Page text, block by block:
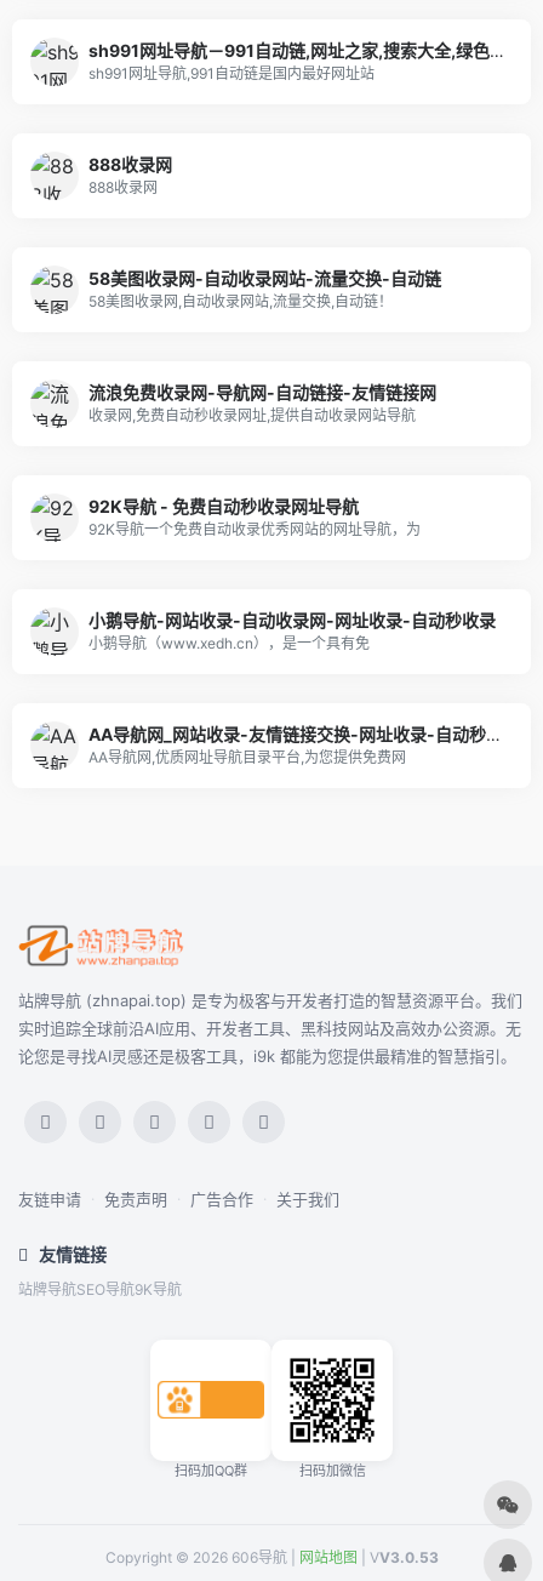
sh991网址导航－991自动链,网址之家,搜索大全,绿色,快速,安全的专业导航站
sh991网址导航,991自动链是国内最好网址站
888收录网
888收录网
58美图收录网-自动收录网站-流量交换-自动链
58美图收录网,自动收录网站,流量交换,自动链！
流浪免费收录网-导航网-自动链接-友情链接网
收录网,免费自动秒收录网址,提供自动收录网站导航
92K导航 - 免费自动秒收录网址导航
92K导航一个免费自动收录优秀网站的网址导航，为
小鹅导航-网站收录-自动收录网-网址收录-自动秒收录
小鹅导航（www.xedh.cn），是一个具有免
AA导航网_网站收录-友情链接交换-网址收录-自动秒收录
AA导航网,优质网址导航目录平台,为您提供免费网
站牌导航 (zhnapai.top) 是专为极客与开发者打造的智慧资源平台。我们
实时追踪全球前沿AI应用、开发者工具、黑科技网站及高效办公资源。无
论您是寻找AI灵感还是极客工具，i9k 都能为您提供最精准的智慧指引。
友链申请 · 免责声明 · 广告合作 · 关于我们
友情链接
站牌导航SEO导航9K导航
扫码加QQ群 扫码加微信
Copyright © 2026 606导航 | 网站地图 | VV3.0.53